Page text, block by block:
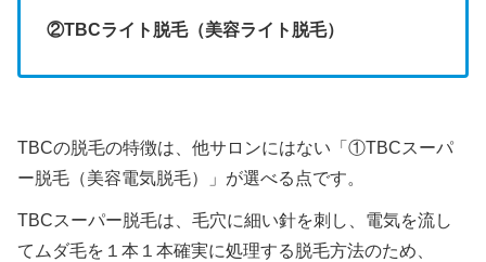
②TBCライト脱毛（美容ライト脱毛）
TBCの脱毛の特徴は、他サロンにはない「①TBCスーパ
ー脱毛（美容電気脱毛）」が選べる点です。
TBCスーパー脱毛は、毛穴に細い針を刺し、電気を流し
てムダ毛を１本１本確実に処理する脱毛方法のため、